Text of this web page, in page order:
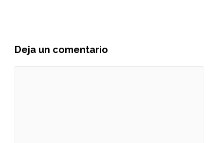
Deja un comentario